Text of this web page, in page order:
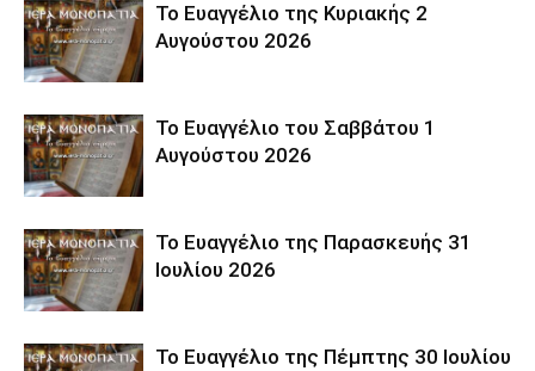
Το Ευαγγέλιο της Κυριακής 2
Αυγούστου 2026
Το Ευαγγέλιο του Σαββάτου 1
Αυγούστου 2026
Το Ευαγγέλιο της Παρασκευής 31
Ιουλίου 2026
Το Ευαγγέλιο της Πέμπτης 30 Ιουλίου